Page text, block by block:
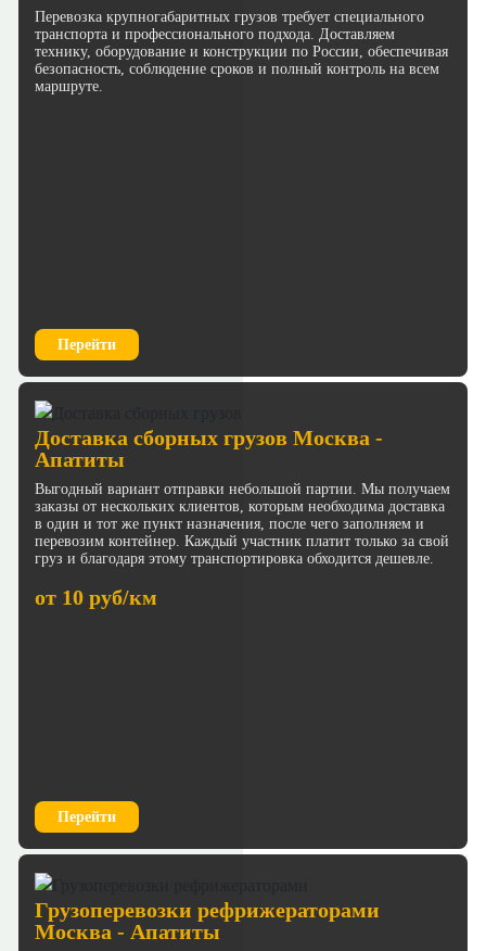
Перевозка крупногабаритных грузов требует специального
транспорта и профессионального подхода. Доставляем
технику, оборудование и конструкции по России, обеспечивая
безопасность, соблюдение сроков и полный контроль на всем
маршруте.
Перейти
Доставка сборных грузов Москва -
Апатиты
Выгодный вариант отправки небольшой партии. Мы получаем
заказы от нескольких клиентов, которым необходима доставка
в один и тот же пункт назначения, после чего заполняем и
перевозим контейнер. Каждый участник платит только за свой
груз и благодаря этому транспортировка обходится дешевле.
от 10 руб/км
Перейти
Грузоперевозки рефрижераторами
Москва - Апатиты